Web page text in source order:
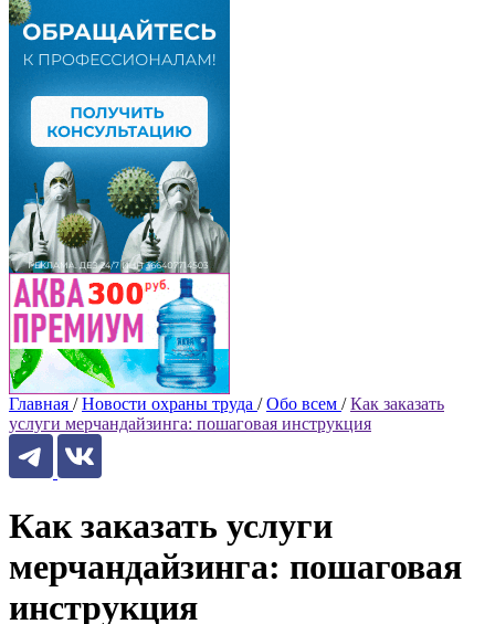
Главная / Новости охраны труда / Обо всем / Как заказать
услуги мерчандайзинга: пошаговая инструкция
Как заказать услуги
мерчандайзинга: пошаговая
инструкция